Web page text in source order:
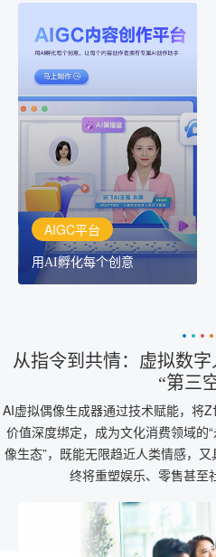
AIGC平台
用AI孵化每个创意
AIGC平台
用AI孵化每个创意
讯飞AIGC平台：让每个创
作者都拥有自己的专注AI
创作助手
从指令到共情：虚拟数
“第三
AI虚拟偶像生成器通过技术赋能，将
价值深度绑定，成为文化消费领域的
像生态”，既能无限趋近人类情感，
终将重塑娱乐、零售甚至